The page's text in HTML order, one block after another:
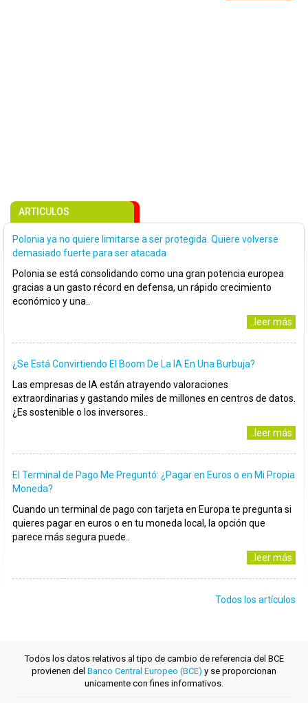
ARTICULOS
Polonia ya no quiere limitarse a ser protegida. Quiere volverse
demasiado fuerte para ser atacada
Polonia se está consolidando como una gran potencia europea
gracias a un gasto récord en defensa, un rápido crecimiento
económico y una..
..leer más
¿Se Está Convirtiendo El Boom De La IA En Una Burbuja?
Las empresas de IA están atrayendo valoraciones
extraordinarias y gastando miles de millones en centros de datos.
¿Es sostenible o los inversores..
..leer más
El Terminal de Pago Me Preguntó: ¿Pagar en Euros o en Mi Propia
Moneda?
Cuando un terminal de pago con tarjeta en Europa te pregunta si
quieres pagar en euros o en tu moneda local, la opción que
parece más segura puede..
..leer más
Todos los artículos
Todos los datos relativos al tipo de cambio de referencia del BCE
provienen del Banco Central Europeo (BCE) y se proporcionan
unicamente con fines informativos.